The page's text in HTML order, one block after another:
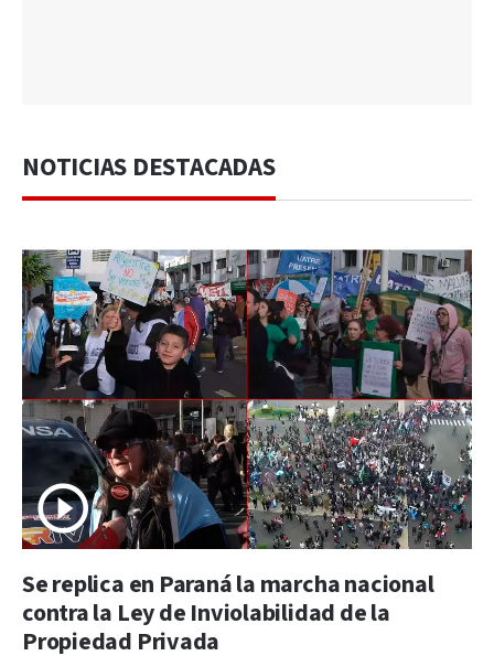
NOTICIAS DESTACADAS
Se replica en Paraná la marcha nacional
contra la Ley de Inviolabilidad de la
Propiedad Privada